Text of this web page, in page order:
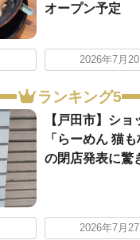
オープン予定
2026年7月
ランキング5
【戸田市】シ
「らーめん 猫
の閉店発表に驚
2026年7月